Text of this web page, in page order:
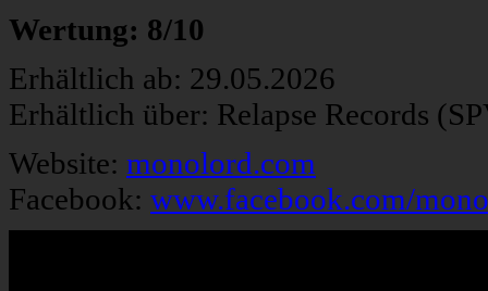
Wertung: 8/10
Erhältlich ab: 29.05.2026
Erhältlich über: Relapse Records
Website: monolord.com
Facebook: www.facebook.com/